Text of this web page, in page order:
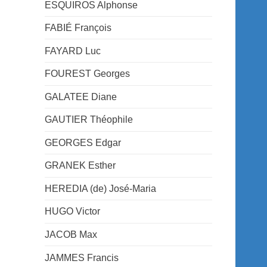
ESQUIROS Alphonse
FABIÉ François
FAYARD Luc
FOUREST Georges
GALATEE Diane
GAUTIER Théophile
GEORGES Edgar
GRANEK Esther
HEREDIA (de) José-Maria
HUGO Victor
JACOB Max
JAMMES Francis